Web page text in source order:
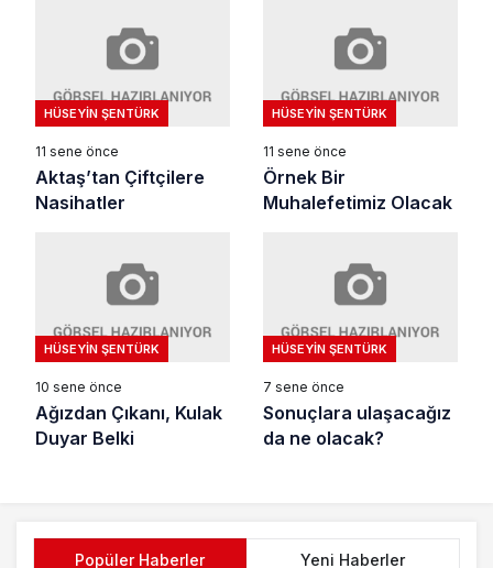
HÜSEYIN ŞENTÜRK
11 sene önce
Aktaş’tan Çiftçilere
Nasihatler
HÜSEYIN ŞENTÜRK
11 sene önce
Örnek Bir
Muhalefetimiz Olacak
HÜSEYIN ŞENTÜRK
10 sene önce
Ağızdan Çıkanı, Kulak
Duyar Belki
HÜSEYIN ŞENTÜRK
7 sene önce
Sonuçlara ulaşacağız
da ne olacak?
Popüler Haberler Yeni Haberler